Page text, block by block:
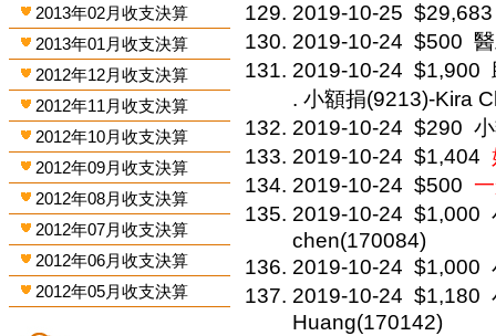
2013年02月收支決算
2013年01月收支決算
2012年12月收支決算
2012年11月收支決算
2012年10月收支決算
2012年09月收支決算
2012年08月收支決算
2012年07月收支決算
2012年06月收支決算
2012年05月收支決算
2019-10-25 $29,683
2019-10-24 $500
2019-10-24 $1,900
. 小額捐(9213)-Kira
2019-10-24 $290
2019-10-24 $1,404
2019-10-24 $500
2019-10-24 $1,000
chen(170084)
2019-10-24 $1,000
2019-10-24 $1,180
Huang(170142)